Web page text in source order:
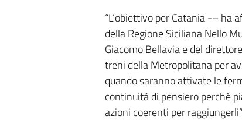
“L’obiettivo per Catania -– ha
della Regione Siciliana Nello
Giacomo Bellavia e del
treni della Metropolitana per
quando saranno attivate le
continuità di pensiero perché
azioni coerenti per